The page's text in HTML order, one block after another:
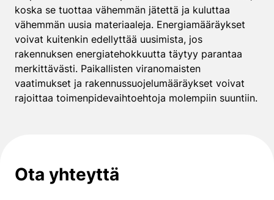
koska se tuottaa vähemmän jätettä ja kuluttaa
vähemmän uusia materiaaleja. Energiamääräykset
voivat kuitenkin edellyttää uusimista, jos
rakennuksen energiatehokkuutta täytyy parantaa
merkittävästi. Paikallisten viranomaisten
vaatimukset ja rakennussuojelumääräykset voivat
rajoittaa toimenpidevaihtoehtoja molempiin suuntiin.
Ota yhteyttä